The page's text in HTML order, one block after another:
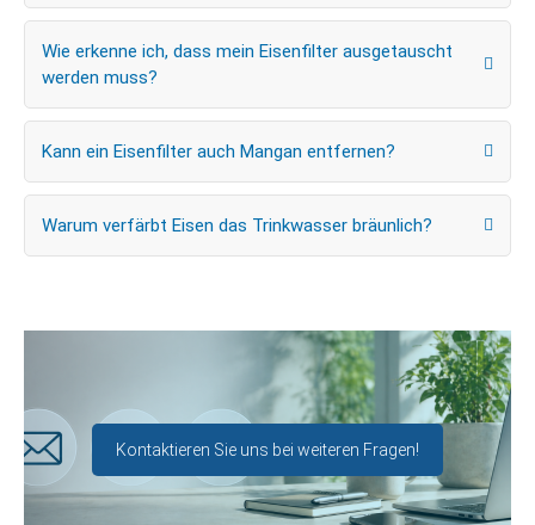
Wie erkenne ich, dass mein Eisenfilter ausgetauscht
werden muss?
Kann ein Eisenfilter auch Mangan entfernen?
Warum verfärbt Eisen das Trinkwasser bräunlich?
Kontaktieren Sie uns bei weiteren Fragen!